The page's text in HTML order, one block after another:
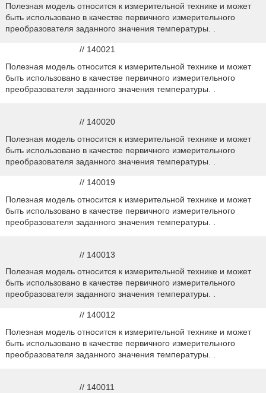
Полезная модель относится к измерительной технике и может
быть использовано в качестве первичного измерительного
преобразователя заданного значения температуры. .
// 140021
Полезная модель относится к измерительной технике и может
быть использовано в качестве первичного измерительного
преобразователя заданного значения температуры. .
// 140020
Полезная модель относится к измерительной технике и может
быть использовано в качестве первичного измерительного
преобразователя заданного значения температуры. .
// 140019
Полезная модель относится к измерительной технике и может
быть использовано в качестве первичного измерительного
преобразователя заданного значения температуры. .
// 140013
Полезная модель относится к измерительной технике и может
быть использовано в качестве первичного измерительного
преобразователя заданного значения температуры. .
// 140012
Полезная модель относится к измерительной технике и может
быть использовано в качестве первичного измерительного
преобразователя заданного значения температуры. .
// 140011